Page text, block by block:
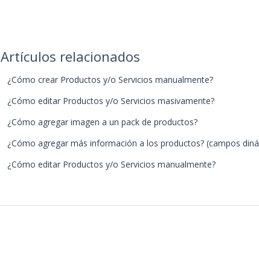
Artículos relacionados
¿Cómo crear Productos y/o Servicios manualmente?
¿Cómo editar Productos y/o Servicios masivamente?
¿Cómo agregar imagen a un pack de productos?
¿Cómo agregar más información a los productos? (campos
¿Cómo editar Productos y/o Servicios manualmente?